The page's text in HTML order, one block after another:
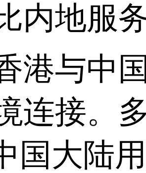
内地服
与中国
连接。
国大陆